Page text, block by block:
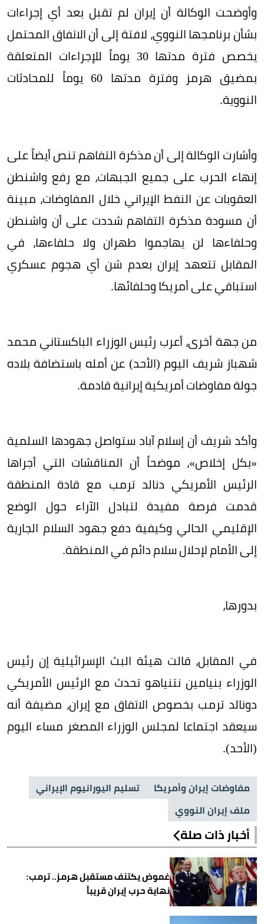
وأوضحت الوكالة أن إيران لم تقبل بعد أي إجراءات
بشأن برنامجها النووي، لافتة إلى أن الاتفاق المحتمل
يخصص فترة مدتها 30 يوماً للإجراءات المتعلقة
بمضيق هرمز وفترة مدتها 60 يوماً للمحادثات
النووية.
وأشارت الوكالة إلى أن مذكرة التفاهم تنص أيضاً على
إنهاء الحرب على جميع الجبهات، مع رفع واشنطن
العقوبات عن النفط الإيراني خلال المفاوضات، مبينة
أن مسودة مذكرة التفاهم شددت على أن واشنطن
وحلفاءها لن يهاجموا طهران ولا حلفاءها، في
المقابل تتعهد إيران بعدم شن أي هجوم عسكري
استباقي على أمريكا وحلفائها.
من جهة أخرى، أعرب رئيس الوزراء الباكستاني محمد
شهباز شريف اليوم (الأحد) عن أمله باستضافة بلاده
جولة مفاوضات أمريكية إيرانية قادمة.
وأكد شريف أن إسلام آباد ستواصل جهودها السلمية
«بكل إخلاص»، موضحاً أن المناقشات التي أجراها
الرئيس الأمريكي دنالد ترمب مع قادة المنطقة
قدمت فرصة مفيدة لتبادل الآراء حول الوضع
الإقليمي الحالي وكيفية دفع جهود السلام الجارية
إلى الأمام لإحلال سلام دائم في المنطقة.
بدورها،
في المقابل، قالت هيئة البث الإسرائيلية إن رئيس
الوزراء بنيامين نتنياهو تحدث مع الرئيس الأمريكي
دونالد ترمب بخصوص الاتفاق مع إيران، مضيفة أنه
سيعقد اجتماعا لمجلس الوزراء المصغر مساء اليوم
(الأحد).
مفاوضات إيران وأمريكا
تسليم اليورانيوم الإيراني
ملف إيران النووي
أخبار ذات صلة
غموض يكتنف مستقبل هرمز.. ترمب:
نهاية حرب إيران قريباً